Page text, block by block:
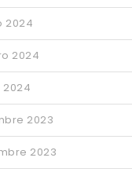
2024
2024
2023
2023